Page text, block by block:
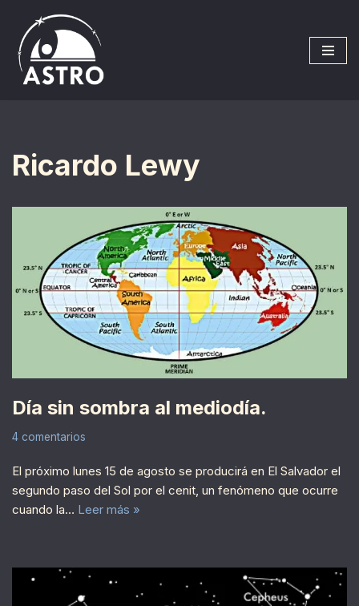
Saltar
al
contenido
Ricardo Lewy
Día sin sombra al mediodía.
4 comentarios
El próximo lunes 15 de agosto se producirá en El Salvador el
segundo paso del Sol por el cenit, un fenómeno que ocurre
cuando la… Leer más »